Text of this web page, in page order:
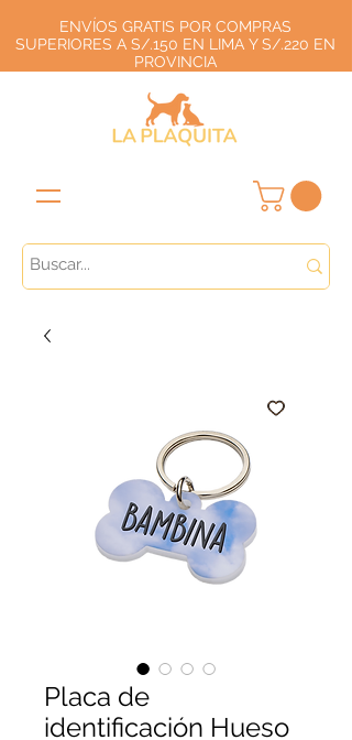
ENVÍOS GRATIS POR COMPRAS
SUPERIORES A S/.150 EN LIMA Y S/.220 EN
PROVINCIA
Placa de
identificación Hueso